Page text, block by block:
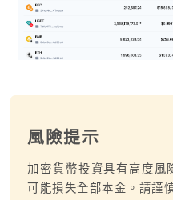
風險提示
加密貨幣投資具有高度風
可能損失全部本金。請謹